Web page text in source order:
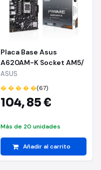
Placa Base Asus
A620AM-K Socket AM5/
DDR5/ PCIe 4.0/ Micro
ATX
ASUS
� � � � �(67)
104,85 €
Más de 20 unidades
Añadir al carrito